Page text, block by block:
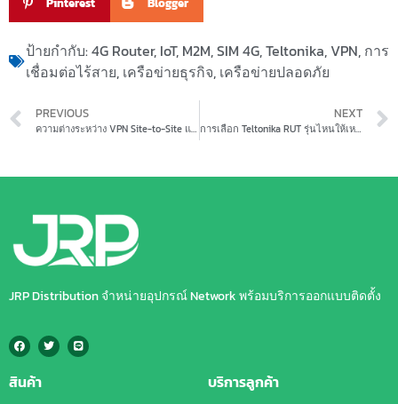
Pinterest Blogger
ป้ายกำกับ:4G Router, IoT, M2M,SIM 4G,Teltonika, VPN, การ
เชื่อมต่อไร้สาย, เครือข่ายธุรกิจ, เครือข่ายปลอดภัย
PREVIOUS
ความต่างระหว่าง VPN Site-to-Site และ Remote VPN
NEXT
การเลือก Teltonika RUT รุ่นไหนให้เหมาะกับธุรกิจของคุณ
JRP Distribution จำหน่ายอุปกรณ์ Network พร้อมบริการออกแบบติดตั้ง
สินค้า บริการลูกค้า